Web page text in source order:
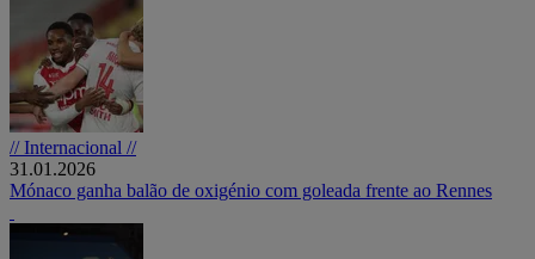
// Internacional //
31.01.2026
Mónaco ganha balão de oxigénio com goleada frente ao Rennes